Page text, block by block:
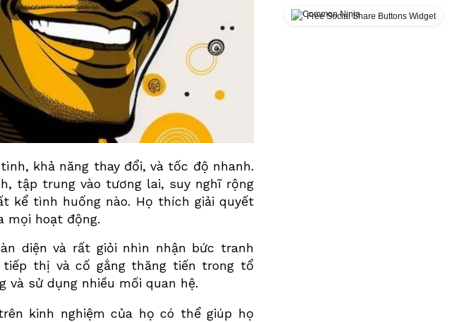
khả năng thay đổi, và tốc độ nhanh.
tập trung vào tương lai, suy nghĩ rộng
kể tình huống nào. Họ thích giải quyết
mọi hoạt động.
diện và rất giỏi nhìn nhận bức tranh
thị và cố gắng thăng tiến trong tổ
và sử dụng nhiều mối quan hệ.
kinh nghiệm của họ có thể giúp họ
Free Social Share Buttons Widget